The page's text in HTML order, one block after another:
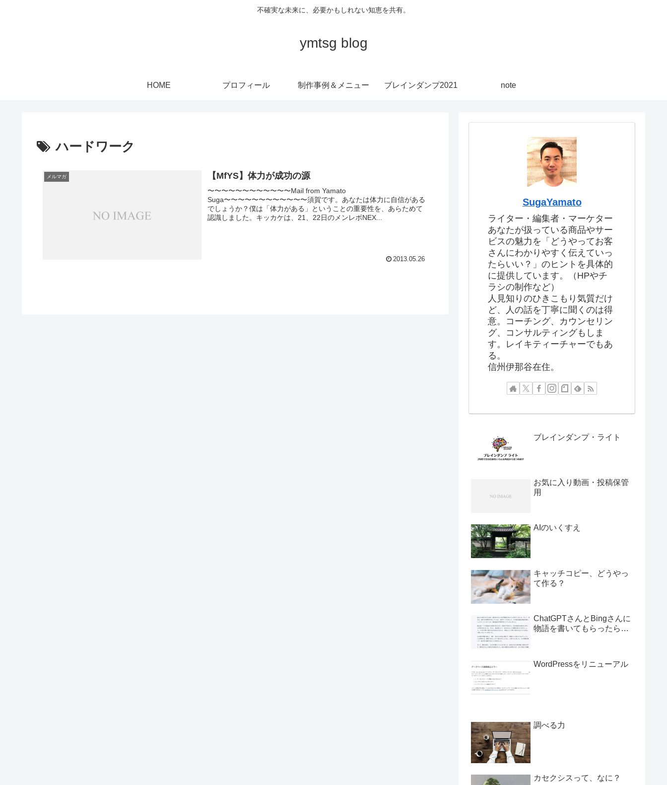
不確実な未来に、必要かもしれない知恵を共有。
ymtsg blog
HOME プロフィール 制作事例＆メニュー ブレインダンプ2021 note
ハードワーク
メルマガ 【MfYS】体力が成功の源
〜〜〜〜〜〜〜〜〜〜〜〜Mail from Yamato
Suga〜〜〜〜〜〜〜〜〜〜〜〜須賀です。あなたは体力に自信がある
でしょうか？僕は「体力がある」ということの重要性を、あらためて
認識しました。キッカケは、21、22日のメンレボNEX...
2013.05.26
SugaYamato
ライター・編集者・マーケター
あなたが扱っている商品やサー
ビスの魅力を「どうやってお客
さんにわかりやすく伝えていっ
たらいい？」のヒントを具体的
に提供しています。（HPやチ
ラシの制作など）
人見知りのひきこもり気質だけ
ど、人の話を丁寧に聞くのは得
意。コーチング、カウンセリン
グ、コンサルティングもしま
す。レイキティーチャーでもあ
る。
信州伊那谷在住。
ブレインダンプ・ライト
お気に入り動画・投稿保管
用
AIのいくすえ
キャッチコピー、どうやっ
て作る？
ChatGPTさんとBingさんに
物語を書いてもらったら…
WordPressをリニューアル
調べる力
カセクシスって、なに？